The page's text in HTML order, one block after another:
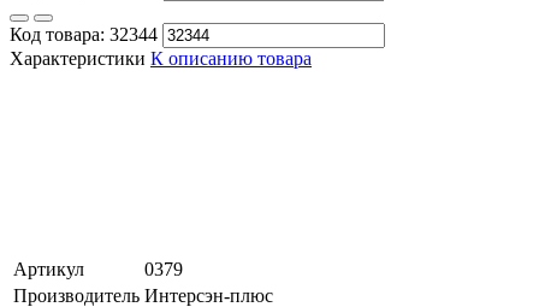
Код товара: 32344
Характеристики К описанию товара
Артикул
0379
Производитель Интерсэн-плюс